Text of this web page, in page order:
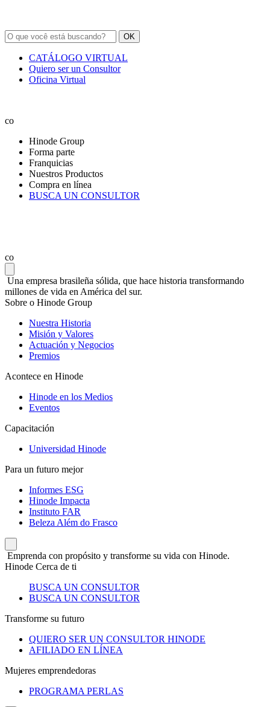
OK
CATÁLOGO VIRTUAL
Quiero ser un Consultor
Oficina Virtual
co
Hinode Group
Forma parte
Franquicias
Nuestros Productos
Compra en línea
BUSCA UN CONSULTOR
co
Una empresa brasileña sólida, que hace historia transformando
millones de vida en América del sur.
Sobre o Hinode Group
Nuestra Historia
Misión y Valores
Actuación y Negocios
Premios
Acontece en Hinode
Hinode en los Medios
Eventos
Capacitación
Universidad Hinode
Para un futuro mejor
Informes ESG
Hinode Impacta
Instituto FAR
Beleza Além do Frasco
Emprenda con propósito y transforme su vida con Hinode.
Hinode Cerca de ti
BUSCA UN CONSULTOR
BUSCA UN CONSULTOR
Transforme su futuro
QUIERO SER UN CONSULTOR HINODE
AFILIADO EN LÍNEA
Mujeres emprendedoras
PROGRAMA PERLAS